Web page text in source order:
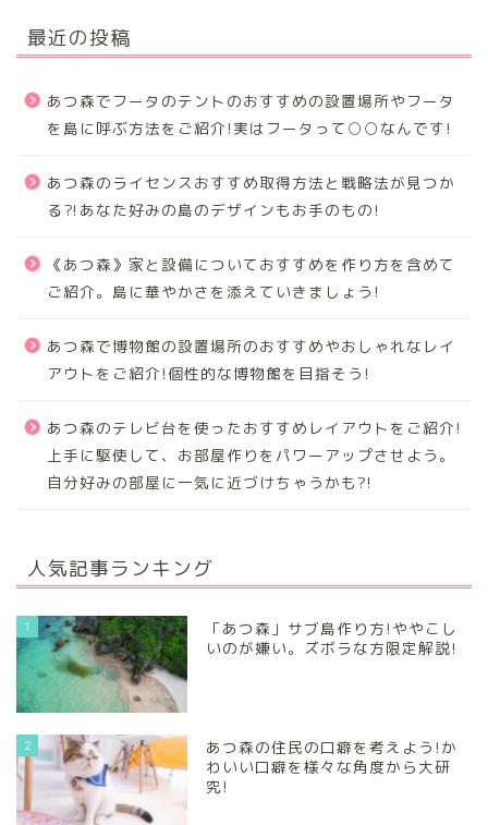
最近の投稿
あつ森でフータのテントのおすすめの設置場所やフータ
を島に呼ぶ方法をご紹介!実はフータって○○なんです!
あつ森のライセンスおすすめ取得方法と戦略法が見つか
る⁈あなた好みの島のデザインもお手のもの!
《あつ森》家と設備についておすすめを作り方を含めて
ご紹介。島に華やかさを添えていきましょう!
あつ森で博物館の設置場所のおすすめやおしゃれなレイ
アウトをご紹介!個性的な博物館を目指そう!
あつ森のテレビ台を使ったおすすめレイアウトをご紹介!
上手に駆使して、お部屋作りをパワーアップさせよう。
自分好みの部屋に一気に近づけちゃうかも?!
人気記事ランキング
1
「あつ森」サブ島作り方!ややこし
いのが嫌い。ズボラな方限定解説!
2
あつ森の住民の口癖を考えよう!か
わいい口癖を様々な角度から大研
究!